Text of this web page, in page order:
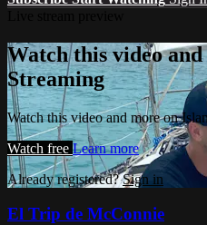
Watch this video
Streaming
Watch this video and more on
Watch free Learn more
Already registered?Sign in
El Trip de McConnie